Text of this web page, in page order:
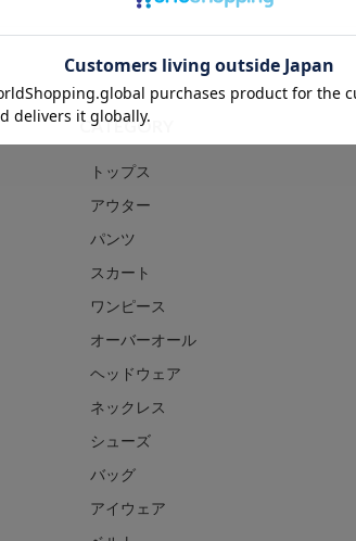
CATEGORY
トップス
アウター
パンツ
スカート
ワンピース
オーバーオール
ヘッドウェア
ネックレス
シューズ
バッグ
アイウェア